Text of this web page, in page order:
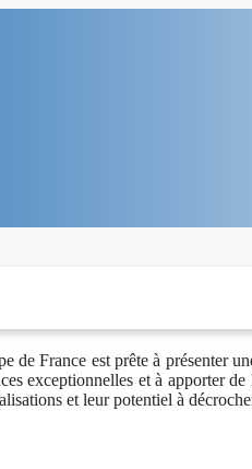
France est prête à présenter
exceptionnelles et à apporter
et leur potentiel à